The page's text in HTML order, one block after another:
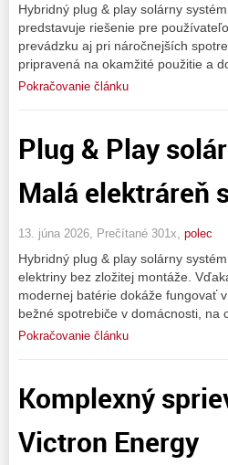
Hybridný plug & play solárny
predstavuje riešenie pre
prevádzku aj pri náročnejších
pripravená na okamžité použitie a
Pokračovanie článku
Plug & Play
Malá elektráreň
13. júna 2026, Prečítané 301x, polec
Hybridný plug & play solárny
elektriny bez zložitej montáže.
modernej batérie dokáže fungovať
bežné spotrebiče v domácnosti,
Pokračovanie článku
Komplexný
Victron Energy